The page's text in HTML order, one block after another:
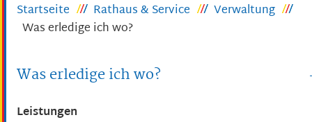
Startseite Rathaus & Service
Verwaltung
Was erledige ich wo?
Was erledige ich wo?
Leistungen